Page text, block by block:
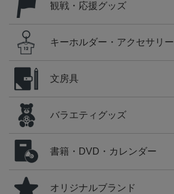
観戦・応援グッズ
キーホルダー・アクセサリー
文房具
バラエティグッズ
書籍・DVD・カレンダー
オリジナルブランド